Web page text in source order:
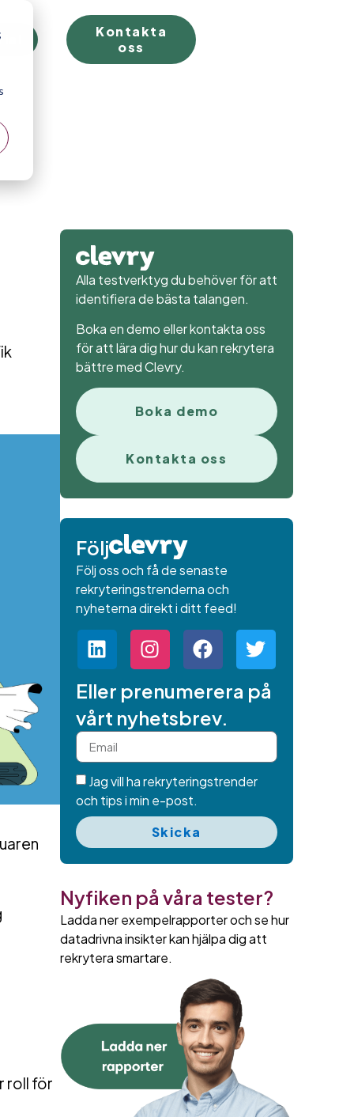
Kontakta
oss
roll för
Alla testverktyg du behöver för att
identifiera de bästa talangen.
Boka en demo eller kontakta oss
för att lära dig hur du kan rekrytera
bättre med Clevry.
Boka demo
Kontakta oss
Följ
Följ oss och få de senaste
rekryteringstrenderna och
nyheterna direkt i ditt feed!
Eller prenumerera på
vårt nyhetsbrev.
Jag vill ha rekryteringstrender
och tips i min e-post.
Skicka
Nyfiken på våra tester?
Ladda ner exempelrapporter och se hur
datadrivna insikter kan hjälpa dig att
rekrytera smartare.